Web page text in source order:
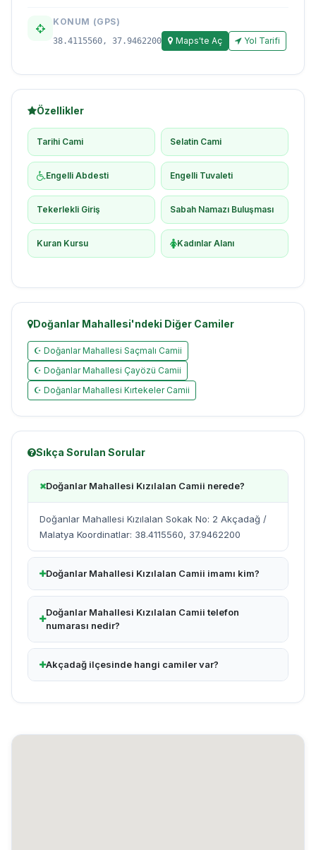
KONUM (GPS)
38.4115560, 37.9462200 Maps'te Aç Yol Tarifi
Özellikler
Tarihi Cami Selatin Cami
Engelli Abdesti Engelli Tuvaleti
Tekerlekli Giriş Sabah Namazı Buluşması
Kuran Kursu Kadınlar Alanı
Doğanlar Mahallesi'ndeki Diğer Camiler
☪ Doğanlar Mahallesi Saçmalı Camii
☪ Doğanlar Mahallesi Çayözü Camii
☪ Doğanlar Mahallesi Kırtekeler Camii
Sıkça Sorulan Sorular
Doğanlar Mahallesi Kızılalan Camii nerede?
Doğanlar Mahallesi Kızılalan Sokak No: 2 Akçadağ /
Malatya Koordinatlar: 38.4115560, 37.9462200
Doğanlar Mahallesi Kızılalan Camii imamı kim?
Doğanlar Mahallesi Kızılalan Camii telefon
numarası nedir?
Akçadağ ilçesinde hangi camiler var?